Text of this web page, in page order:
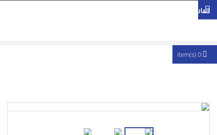
تجاوز إلى المحتوى الرئيسي
القائمة
0 item(s)